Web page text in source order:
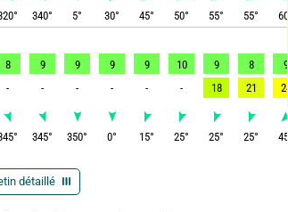
° 340° 5° 30° 45° 50° 55° 55° 60
8 9 9 9 9 10 9 8 9
- - - - - - 18 21 24
° 345° 350° 0° 15° 25° 25° 25° 45
détaillé